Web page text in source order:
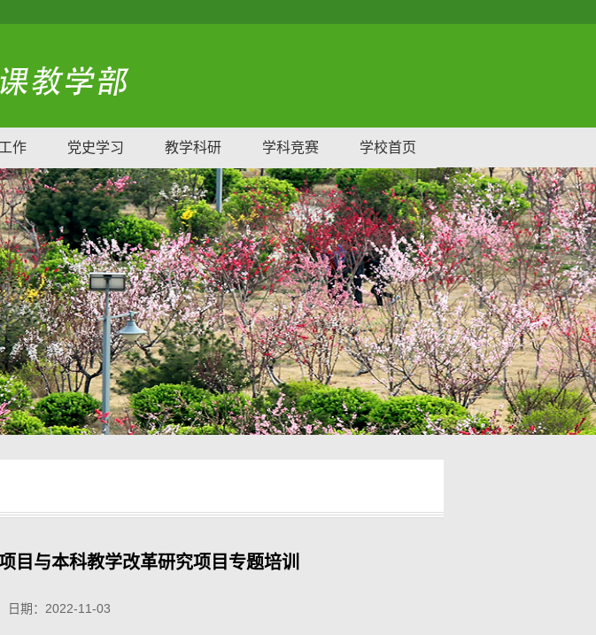
作 党史学习 教学科研 学科竞赛 学校首页
目与本科教学改革研究项目专题培训
期：2022-11-03